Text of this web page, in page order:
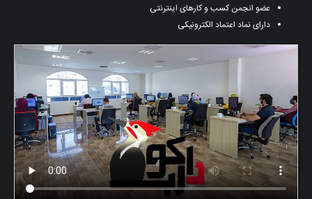
عضو انجمن کسب و کارهای اینترنتی
دارای نماد اعتماد الکترونیکی